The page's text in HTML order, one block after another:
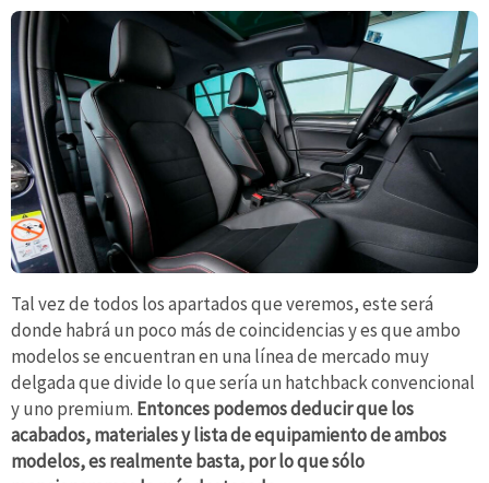
Tal vez de todos los apartados que veremos, este será
donde habrá un poco más de coincidencias y es que ambo
modelos se encuentran en una línea de mercado muy
delgada que divide lo que sería un hatchback convencional
y uno premium. Entonces podemos deducir que los
acabados, materiales y lista de equipamiento de ambos
modelos, es realmente basta, por lo que sólo